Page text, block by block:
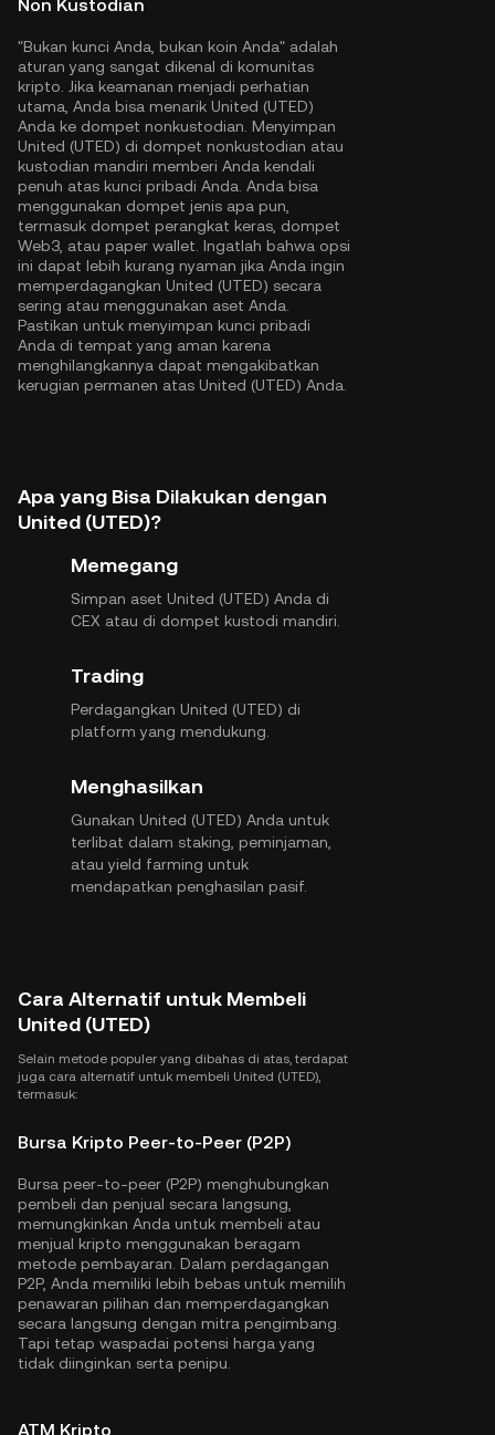
Non Kustodian
"Bukan kunci Anda, bukan koin Anda" adalah
aturan yang sangat dikenal di komunitas
kripto. Jika keamanan menjadi perhatian
utama, Anda bisa menarik United (UTED)
Anda ke dompet nonkustodian. Menyimpan
United (UTED) di dompet nonkustodian atau
kustodian mandiri memberi Anda kendali
penuh atas kunci pribadi Anda. Anda bisa
menggunakan dompet jenis apa pun,
termasuk dompet perangkat keras, dompet
Web3, atau paper wallet. Ingatlah bahwa opsi
ini dapat lebih kurang nyaman jika Anda ingin
memperdagangkan United (UTED) secara
sering atau menggunakan aset Anda.
Pastikan untuk menyimpan kunci pribadi
Anda di tempat yang aman karena
menghilangkannya dapat mengakibatkan
kerugian permanen atas United (UTED) Anda.
Apa yang Bisa Dilakukan dengan
United (UTED)?
Memegang
Simpan aset United (UTED) Anda di
CEX atau di dompet kustodi mandiri.
Trading
Perdagangkan United (UTED) di
platform yang mendukung.
Menghasilkan
Gunakan United (UTED) Anda untuk
terlibat dalam staking, peminjaman,
atau yield farming untuk
mendapatkan penghasilan pasif.
Cara Alternatif untuk Membeli
United (UTED)
Selain metode populer yang dibahas di atas, terdapat
juga cara alternatif untuk membeli United (UTED),
termasuk:
Bursa Kripto Peer-to-Peer (P2P)
Bursa peer-to-peer (P2P) menghubungkan
pembeli dan penjual secara langsung,
memungkinkan Anda untuk membeli atau
menjual kripto menggunakan beragam
metode pembayaran. Dalam perdagangan
P2P, Anda memiliki lebih bebas untuk memilih
penawaran pilihan dan memperdagangkan
secara langsung dengan mitra pengimbang.
Tapi tetap waspadai potensi harga yang
tidak diinginkan serta penipu.
ATM Kripto